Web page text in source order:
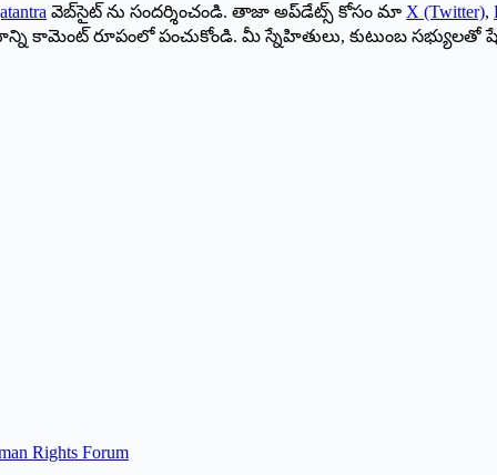
వెబ్‌సైట్ ను సందర్శించండి. తాజా అప్‌డేట్స్ కోసం మా X (Twitter),
కామెంట్ రూపంలో పంచుకోండి. మీ స్నేహితులు, కుటుంబ సభ్యులతో